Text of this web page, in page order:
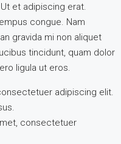
et adipiscing erat.
congue. Nam
gravida mi non aliquet
tincidunt, quam dolor
ligula ut eros.
adipiscing elit.
consectetuer